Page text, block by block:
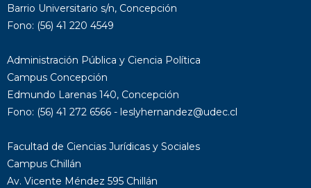
Barrio Universitario s/n, Concepción
Fono: (56) 41 220 4549
Administración Pública y Ciencia Política
Campus Concepción
Edmundo Larenas 140, Concepción
Fono: (56) 41 272 6566 - leslyhernandez@udec.cl
Facultad de Ciencias Jurídicas y Sociales
Campus Chillán
Av. Vicente Méndez 595 Chillán